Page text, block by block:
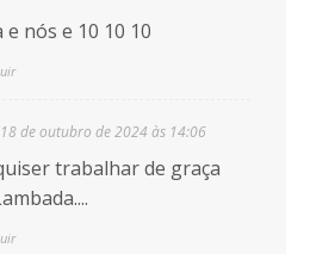
nós e 10 10 10
18 de outubro de 2024 às 14:06
trabalhar de graça